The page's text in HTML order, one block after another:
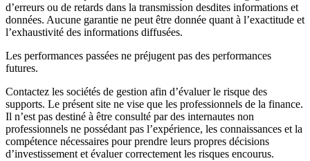
d’erreurs ou de retards dans la transmission desdites informations et
données. Aucune garantie ne peut être donnée quant à l’exactitude et
l’exhaustivité des informations diffusées.
Les performances passées ne préjugent pas des performances
futures.
Contactez les sociétés de gestion afin d’évaluer le risque des
supports. Le présent site ne vise que les professionnels de la finance.
Il n’est pas destiné à être consulté par des internautes non
professionnels ne possédant pas l’expérience, les connaissances et la
compétence nécessaires pour prendre leurs propres décisions
d’investissement et évaluer correctement les risques encourus.